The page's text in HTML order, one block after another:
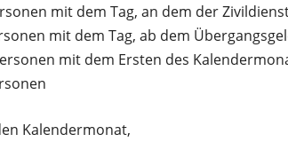
mit dem Tag, an dem der
mit dem Tag, ab dem
mit dem Ersten des
Kalendermonat,